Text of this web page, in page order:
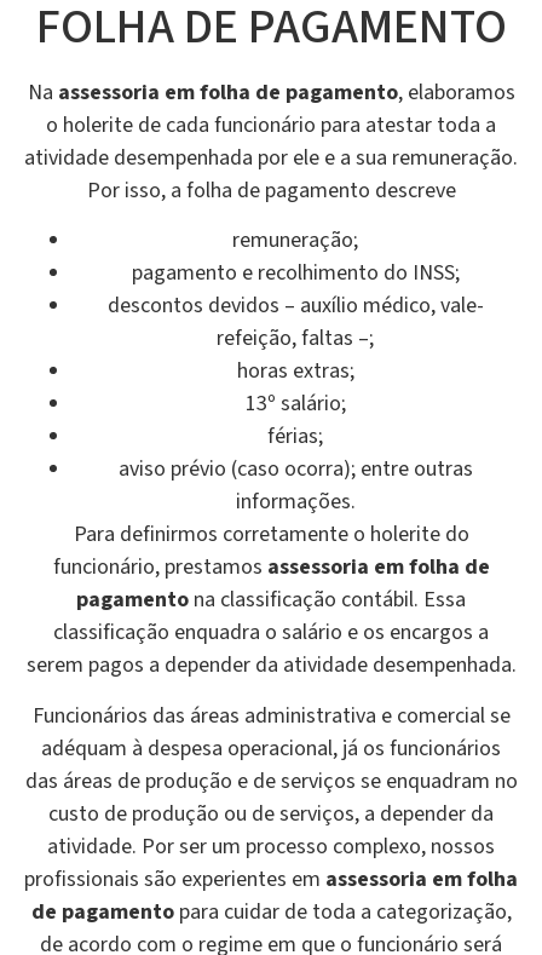
FOLHA DE PAGAMENTO
Na assessoria em folha de pagamento, elaboramos
o holerite de cada funcionário para atestar toda a
atividade desempenhada por ele e a sua remuneração.
Por isso, a folha de pagamento descreve
remuneração;
pagamento e recolhimento do INSS;
descontos devidos – auxílio médico, vale-
refeição, faltas –;
horas extras;
13º salário;
férias;
aviso prévio (caso ocorra); entre outras
informações.
Para definirmos corretamente o holerite do
funcionário, prestamos assessoria em folha de
pagamento na classificação contábil. Essa
classificação enquadra o salário e os encargos a
serem pagos a depender da atividade desempenhada.
Funcionários das áreas administrativa e comercial se
adéquam à despesa operacional, já os funcionários
das áreas de produção e de serviços se enquadram no
custo de produção ou de serviços, a depender da
atividade. Por ser um processo complexo, nossos
profissionais são experientes em assessoria em folha
de pagamentopara cuidar de toda a categorização,
de acordo com o regime em que o funcionário será